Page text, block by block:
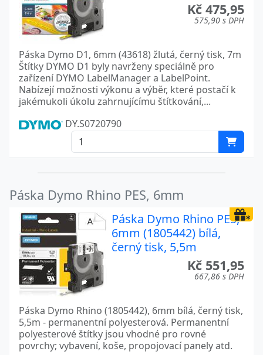
Kč 475,95
575,90 s DPH
Páska Dymo D1, 6mm (43618) žlutá, černý tisk, 7m
Štítky DYMO D1 byly navrženy speciálně pro
zařízení DYMO LabelManager a LabelPoint.
Nabízejí možnosti výkonu a výběr, které postačí k
jakémukoli úkolu zahrnujícímu štítkování,...
DY.S0720790
Páska Dymo Rhino PES, 6mm
Páska Dymo Rhino PES,
6mm (1805442) bílá,
černý tisk, 5,5m
Kč 551,95
667,86 s DPH
Páska Dymo Rhino (1805442), 6mm bílá, černý tisk,
5,5m - permanentní polyesterová. Permanentní
polyesterové štítky jsou vhodné pro rovné
povrchy; vybavení, koše, propojovací panely atd.